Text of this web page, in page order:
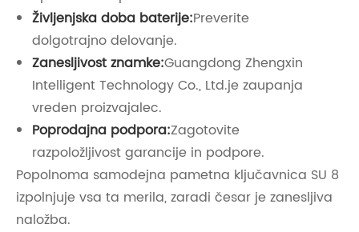
Življenjska doba baterije:Preverite
dolgotrajno delovanje.
Zanesljivost znamke:Guangdong Zhengxin
Intelligent Technology Co., Ltd.je zaupanja
vreden proizvajalec.
Poprodajna podpora:Zagotovite
razpoložljivost garancije in podpore.
Popolnoma samodejna pametna ključavnica SU 8
izpolnjuje vsa ta merila, zaradi česar je zanesljiva
naložba.